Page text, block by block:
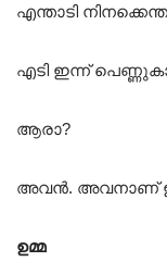
എന്താടി
എടി ഇന്ന്
ആരാ?
അവൻ. അവനാണ്
ഉമ്മ